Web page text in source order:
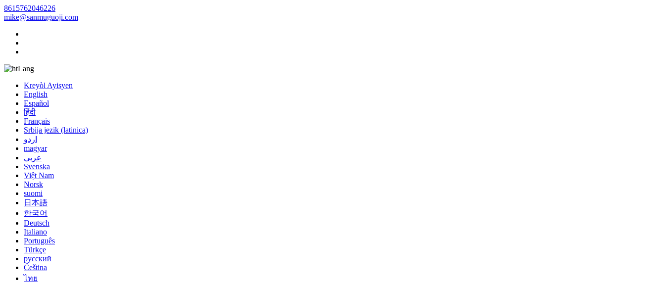
8615762046226
mike@sanmuguoji.com
Lang
Kreyòl Ayisyen
English
Español
हिंदी
Français
Srbija jezik (latinica)
اردو
magyar
عربي
Svenska
Việt Nam
Norsk
suomi
日本語
한국어
Deutsch
Italiano
Português
Türkçe
русский
Čeština
ไทย